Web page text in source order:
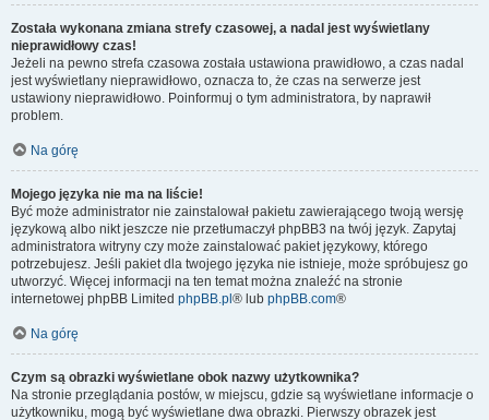
Została wykonana zmiana strefy czasowej, a nadal jest wyświetlany
nieprawidłowy czas!
Jeżeli na pewno strefa czasowa została ustawiona prawidłowo, a czas nadal
jest wyświetlany nieprawidłowo, oznacza to, że czas na serwerze jest
ustawiony nieprawidłowo. Poinformuj o tym administratora, by naprawił
problem.
Na górę
Mojego języka nie ma na liście!
Być może administrator nie zainstalował pakietu zawierającego twoją wersję
językową albo nikt jeszcze nie przetłumaczył phpBB3 na twój język. Zapytaj
administratora witryny czy może zainstalować pakiet językowy, którego
potrzebujesz. Jeśli pakiet dla twojego języka nie istnieje, może spróbujesz go
utworzyć. Więcej informacji na ten temat można znaleźć na stronie
internetowej phpBB Limited phpBB.pl ® lub phpBB.com®
Na górę
Czym są obrazki wyświetlane obok nazwy użytkownika?
Na stronie przeglądania postów, w miejscu, gdzie są wyświetlane informacje o
użytkowniku, mogą być wyświetlane dwa obrazki. Pierwszy obrazek jest